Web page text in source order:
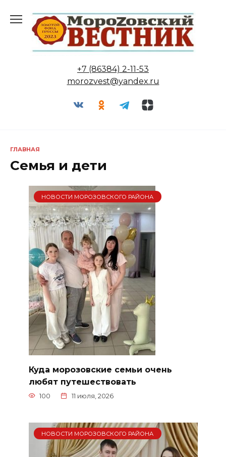
содержанию
+7 (86384) 2-11-53
morozvest@yandex.ru
ГЛАВНАЯ
Семья и дети
НОВОСТИ МОРОЗОВСКОГО РАЙОНА
Куда морозовские семьи очень
любят путешествовать
100 11 июля, 2026
НОВОСТИ МОРОЗОВСКОГО РАЙОНА